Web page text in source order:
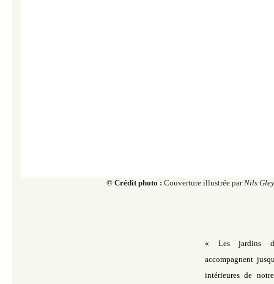
©Crédit photo : Couverture illustrée par Nils
« Les jardins
accompagnent
intérieures de